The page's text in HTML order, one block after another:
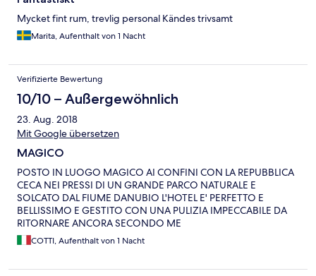
Mycket fint rum, trevlig personal Kändes trivsamt
Marita, Aufenthalt von 1 Nacht
Verifizierte Bewertung
10/10 – Außergewöhnlich
23. Aug. 2018
Mit Google übersetzen
MAGICO
POSTO IN LUOGO MAGICO AI CONFINI CON LA REPUBBLICA
CECA NEI PRESSI DI UN GRANDE PARCO NATURALE E
SOLCATO DAL FIUME DANUBIO L'HOTEL E' PERFETTO E
BELLISSIMO E GESTITO CON UNA PULIZIA IMPECCABILE DA
RITORNARE ANCORA SECONDO ME
COTTI, Aufenthalt von 1 Nacht